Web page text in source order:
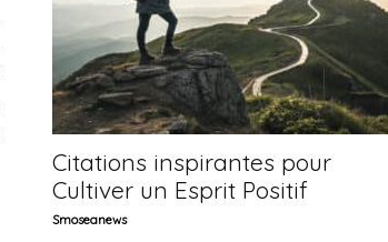
Citations inspirantes pour
Cultiver un Esprit Positif
Smoseanews